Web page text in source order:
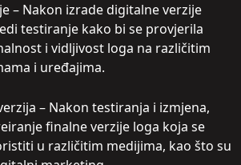
– Nakon izrade digitalne verzije
testiranje kako bi se provjerila
i vidljivost loga na različitim
i uređajima.
– Nakon testiranja i izmjena,
finalne verzije loga koja se
u različitim medijima, kao što su